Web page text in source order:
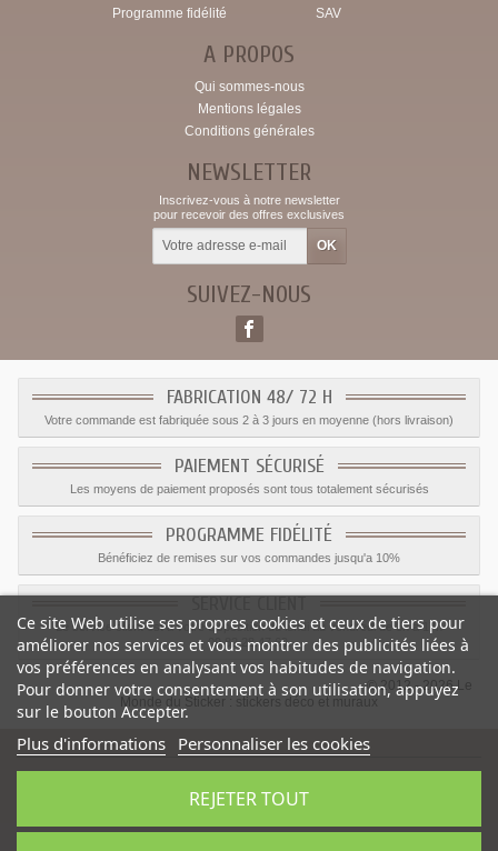
Programme fidélité
SAV
A PROPOS
Qui sommes-nous
Mentions légales
Conditions générales
NEWSLETTER
Inscrivez-vous à notre newsletter
pour recevoir des offres exclusives
SUIVEZ-NOUS
FABRICATION 48/ 72 H
Votre commande est fabriquée sous 2 à 3 jours en moyenne (hors livraison)
PAIEMENT SÉCURISÉ
Les moyens de paiement proposés sont tous totalement sécurisés
PROGRAMME FIDÉLITÉ
Bénéficiez de remises sur vos commandes jusqu'a 10%
Le service client est a votre disposition du lundi au vendredi de 8h à 17h
09.82.28.47.69.
© 2012 - 2026 Le
Monde du Sticker :
stickers déco et muraux
Sticker Camion benne mural-Catégorie :Camions
Ce site Web utilise ses propres cookies et ceux de tiers pour
améliorer nos services et vous montrer des publicités liées à
vos préférences en analysant vos habitudes de navigation.
Pour donner votre consentement à son utilisation, appuyez
sur le bouton Accepter.
Plus d'informations Personnaliser les cookies
REJETER TOUT